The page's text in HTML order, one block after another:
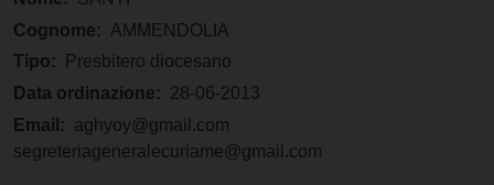
Cognome: AMMENDOLIA
Tipo:
Presbitero diocesano
Data ordinazione: 28-06-2013
Email: aghyoy@gmail.com
segreteriageneralecuriame@gmail.com